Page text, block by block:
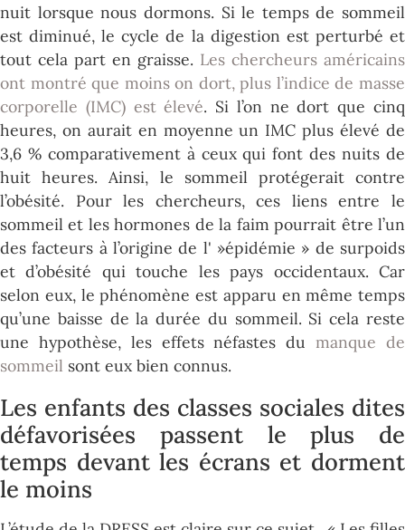
nuit lorsque nous dormons. Si le temps de sommeil
est diminué, le cycle de la digestion est perturbé et
tout cela part en graisse. Les chercheurs américains
ont montré que moins on dort, plus l’indice de masse
corporelle (IMC) est élevé. Si l’on ne dort que cinq
heures, on aurait en moyenne un IMC plus élevé de
3,6 % comparativement à ceux qui font des nuits de
huit heures. Ainsi, le sommeil protégerait contre
l’obésité. Pour les chercheurs, ces liens entre le
sommeil et les hormones de la faim pourrait être l’un
des facteurs à l’origine de l' »épidémie » de surpoids
et d’obésité qui touche les pays occidentaux. Car
selon eux, le phénomène est apparu en même temps
qu’une baisse de la durée du sommeil. Si cela reste
une hypothèse, les effets néfastes du manque de
sommeil sont eux bien connus.
Les enfants des classes sociales dites
défavorisées passent le plus de
temps devant les écrans et dorment
le moins